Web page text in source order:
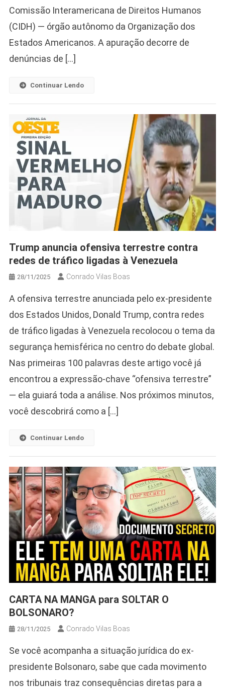
Comissão Interamericana de Direitos Humanos
(CIDH) — órgão autônomo da Organização dos
Estados Americanos. A apuração decorre de
denúncias de […]
Continuar Lendo
Trump anuncia ofensiva terrestre contra
redes de tráfico ligadas à Venezuela
28/11/2025 Conrado Vilas Boas
A ofensiva terrestre anunciada pelo ex-presidente
dos Estados Unidos, Donald Trump, contra redes
de tráfico ligadas à Venezuela recolocou o tema da
segurança hemisférica no centro do debate global.
Nas primeiras 100 palavras deste artigo você já
encontrou a expressão-chave “ofensiva terrestre”
— ela guiará toda a análise. Nos próximos minutos,
você descobrirá como a […]
Continuar Lendo
CARTA NA MANGA para SOLTAR O
BOLSONARO?
28/11/2025 Conrado Vilas Boas
Se você acompanha a situação jurídica do ex-
presidente Bolsonaro, sabe que cada movimento
nos tribunais traz consequências diretas para a